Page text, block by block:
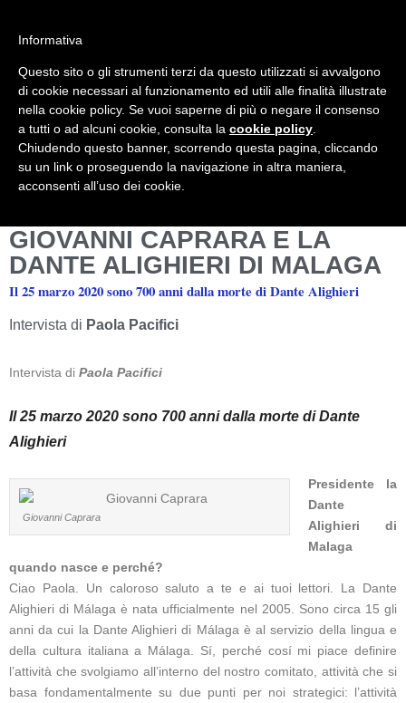
Mondo Italiano nel Mondo
LE INTERVISTE SONO AGLI ITALIANI CHE
RICOPRONO RUOLI ISTITUZIONALI, A
QUELLI CHE RAPPRESENTANO LA
SOCIETÀ E A CHI È UN "COMUNE
CITTADINO" ...
PER TUTTO QUESTO SIAMO "ORGOGLIOSI
DI ESSERE ITALIANI"
GIOVANNI CAPRARA E LA
DANTE ALIGHIERI DI MALAGA
Il 25 marzo 2020 sono 700 anni dalla morte di Dante Alighieri
Intervista di Paola Pacifici
Intervista di Paola Pacifici
Il 25 marzo 2020 sono 700 anni dalla morte di Dante
Alighieri
Giovanni Caprara
Presidente la
Dante
Alighieri di
Malaga
quando nasce e perché?
Ciao Paola. Un caloroso saluto a te e ai tuoi lettori. La Dante
Alighieri di Málaga è nata ufficialmente nel 2005. Sono circa 15 gli
anni da cui la Dante Alighieri di Málaga è al servizio della lingua e
della cultura italiana a Málaga. Sí, perché cosí mi piace definire
l’attività che svolgiamo all’interno del nostro comitato, attività che si
basa fondamentalmente su due punti per noi strategici: l’attività
Informativa
Questo sito o gli strumenti terzi da questo utilizzati si avvalgono
di cookie necessari al funzionamento ed utili alle finalità illustrate
nella cookie policy. Se vuoi saperne di più o negare il consenso
a tutti o ad alcuni cookie, consulta la cookie policy
Chiudendo questo banner, scorrendo questa pagina, cliccando
su un link o proseguendo la navigazione in altra maniera,
acconsenti all’uso dei cookie.